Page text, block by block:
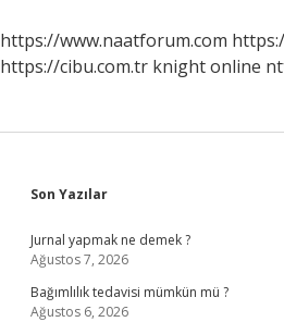
https://www.naatforum.com
https://cibu.com.tr knight online
Sidebar
Son Yazılar
Jurnal yapmak ne demek ?
Ağustos 7, 2026
Bağımlılık tedavisi mümkün mü ?
Ağustos 6, 2026